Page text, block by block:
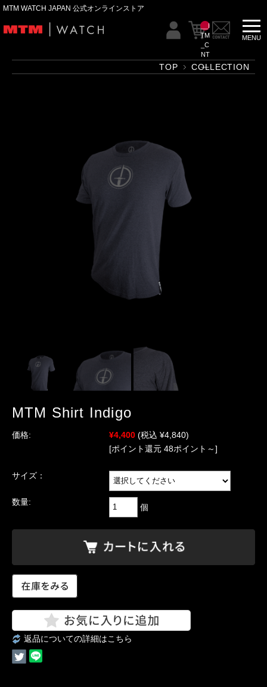
MTM WATCH JAPAN 公式オンラインストア
__I
TM
_C
NT
__
TOP COLLECTION
MTM Shirt Indigo
価格: ¥4,400 (税込 ¥4,840)
[ポイント還元 48ポイント～]
サイズ：
数量:
個
返品についての詳細はこちら